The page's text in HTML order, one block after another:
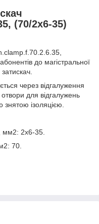
(70/2x6-35)
до магістральної
через відгалуження
для відгалужень
ізоляцією.
мм2: 2х6-35.
70.